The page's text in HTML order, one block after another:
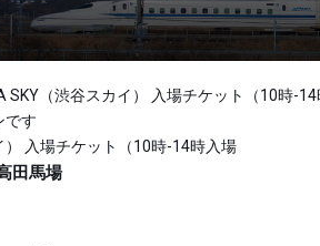
SKY（渋谷スカイ） 入場チケット（10時-14
です
入場チケット（10時-14時入場
田馬場